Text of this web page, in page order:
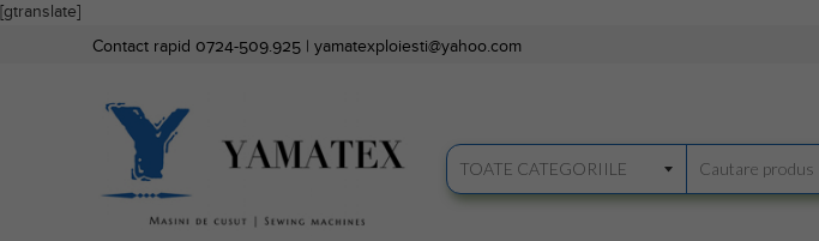
[gtranslate]
Contact rapid 0724-509.925 | yamatexploiesti@yahoo.com